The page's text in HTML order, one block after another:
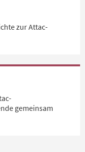
zur Attac-
gemeinsam